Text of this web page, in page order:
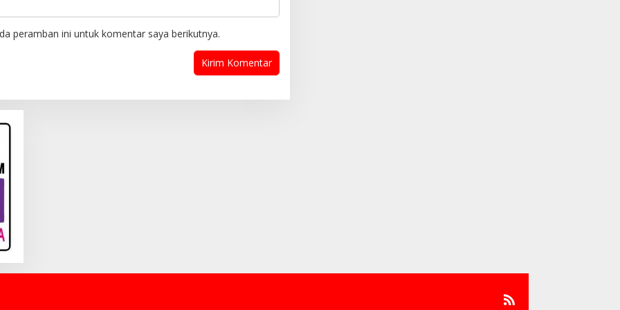
peramban ini untuk komentar saya berikutnya.